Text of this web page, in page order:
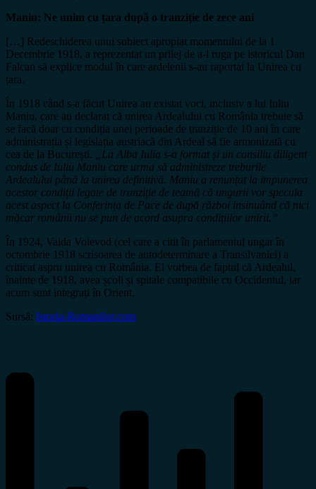
Maniu: Ne unim cu țara după o tranziție de zece ani
[…] Redeschiderea unui subiect apropiat momentului de la 1
Decembrie 1918, a reprezentat un prilej de a-l ruga pe istoricul Dan
Falcan să explice modul în care ardelenii s-au raportat la Unirea cu
țara.
În 1918 când s-a făcut Unirea au existat voci, inclusiv a lui Iuliu
Maniu, care au declarat că unirea Ardealului cu România trebuie să
se facă doar cu condiția unei perioade de tranziție de 10 ani în care
administrația și legislația austriacă din Ardeal să fie armonizată cu
cea de la București.
„La Alba Iulia s-a format și un consiliu diligent
condus de Iuliu Maniu care urma să administreze treburile
Ardealului până la unirea definitivă. Maniu a renunțat la impunerea
acestor condiții legate de tranziție de teamă că ungurii vor specula
acest aspect la Conferința de Pace de după război insinuând că nici
măcar românii nu se pun de acord asupra condițiilor unirii.”
În 1924, Vaida Voievod (cel care a citit în parlamentul ungar în
octombrie 1918 scrisoarea de autodeterminare a Transilvaniei) a
criticat aspru unirea cu România. El vorbea de faptul că Ardealul,
înainte de 1918, avea școli și spitale compatibile cu Occidentul, iar
acum sunt integrați în Orient.
Sursă: Istoria-Romanilor.com